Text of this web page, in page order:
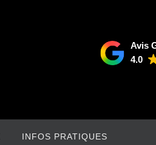
Avis
4.0
INFOS PRATIQUES